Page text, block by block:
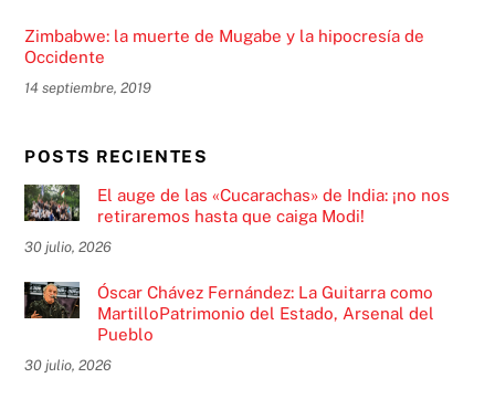
Zimbabwe: la muerte de Mugabe y la hipocresía de
Occidente
14 septiembre, 2019
POSTS RECIENTES
El auge de las «Cucarachas» de India: ¡no nos
retiraremos hasta que caiga Modi!
30 julio, 2026
Óscar Chávez Fernández: La Guitarra como
MartilloPatrimonio del Estado, Arsenal del
Pueblo
30 julio, 2026